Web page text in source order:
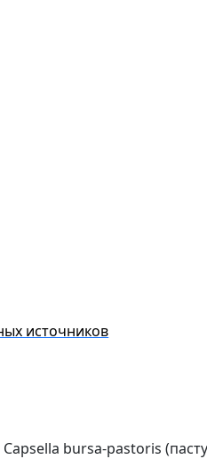
источников
bursa-pastoris